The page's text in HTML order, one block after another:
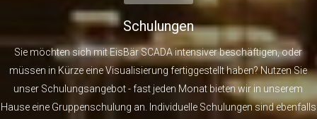
Schulungen
Sie möchten sich mit EisBär SCADA intensiver beschäftigen, oder
müssen in Kürze eine Visualisierung fertiggestellt haben? Nutzen Sie
unser Schulungsangebot - fast jeden Monat bieten wir in unserem
Hause eine Gruppenschulung an. Individuelle Schulungen sind ebenfalls